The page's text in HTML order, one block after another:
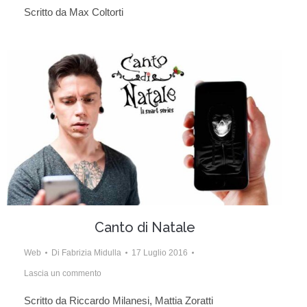
Scritto da Max Coltorti
Canto di Natale
Web Di Fabrizia Midulla 17 Luglio 2016
Lascia un commento
Scritto da Riccardo Milanesi, Mattia Zoratti